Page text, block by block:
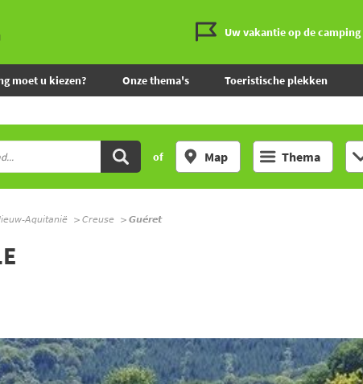
Uw vakantie op de camping
moet u kiezen? Onze thema's Toeristische plekken
of Map Thema
Aquitanië Creuse Guéret